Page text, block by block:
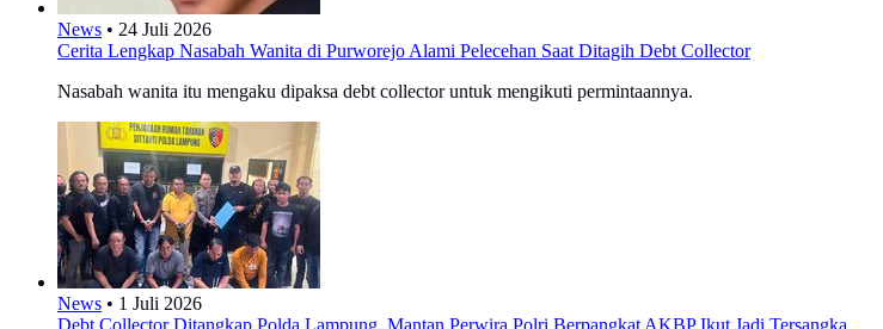
News • 24 Juli 2026
Cerita Lengkap Nasabah Wanita di Purworejo Alami Pelecehan Saat Ditagih Debt Collector
Nasabah wanita itu mengaku dipaksa debt collector untuk mengikuti permintaannya.
News • 1 Juli 2026
Debt Collector Ditangkap Polda Lampung, Mantan Perwira Polri Berpangkat AKBP Ikut Jadi Tersangka